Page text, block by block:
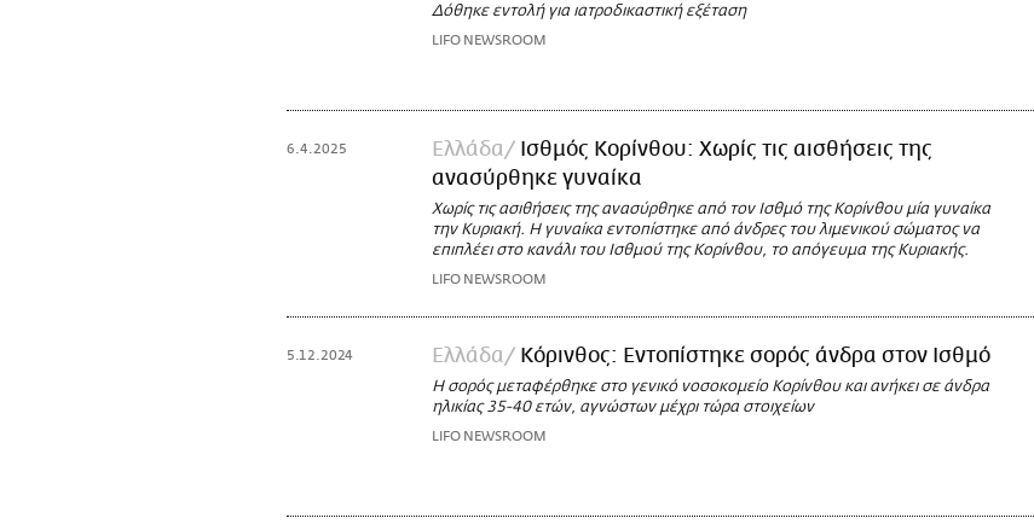
Δόθηκε εντολή για ιατροδικαστική εξέταση
LIFO NEWSROOM
6.4.2025 Ελλάδα
Ισθμός Κορίνθου: Χωρίς τις αισθήσεις της
ανασύρθηκε γυναίκα
Χωρίς τις ασιθήσεις της ανασύρθηκε από τον Ισθμό της Κορίνθου μία γυναίκα
την Κυριακή. Η γυναίκα εντοπίστηκε από άνδρες του λιμενικού σώματος να
επιπλέει στο κανάλι του Ισθμού της Κορίνθου, το απόγευμα της Κυριακής.
LIFO NEWSROOM
5.12.2024 Ελλάδα Κόρινθος: Εντοπίστηκε σορός άνδρα στον Ισθμό
H σορός μεταφέρθηκε στο γενικό νοσοκομείο Κορίνθου και ανήκει σε άνδρα
ηλικίας 35-40 ετών, αγνώστων μέχρι τώρα στοιχείων
LIFO NEWSROOM